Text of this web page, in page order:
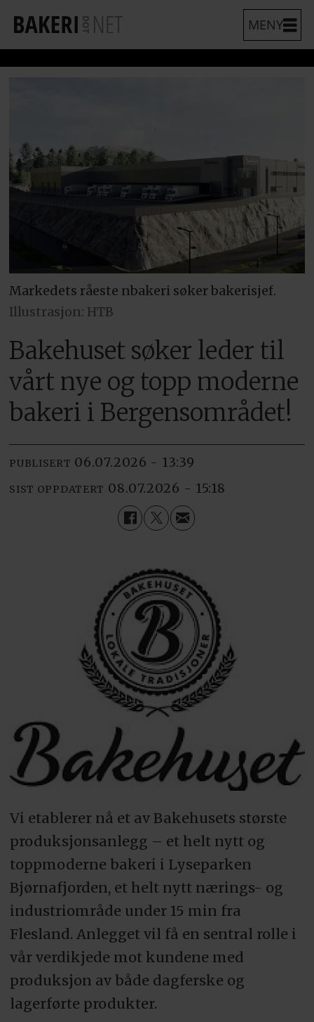
Markedets råeste nbakeri søker bakerisjef.
Illustrasjon: HTB
Bakehuset søker leder til
vårt nye og topp moderne
bakeri i Bergensområdet!
PUBLISERT 06.07.2026 - 13:39
SIST OPPDATERT 08.07.2026 - 15:18
Vi etablerer nå et av Bakehusets største
produksjonsanlegg – et helt nytt og
toppmoderne bakeri i Lyseparken
Bjørnafjorden, et helt nytt nærings- og
industriområde under 15 min fra
Flesland. Anlegget vil få en sentral rolle i
vår verdikjede mot kundene med
produksjon av både dagferske og
lagerførte produkter.